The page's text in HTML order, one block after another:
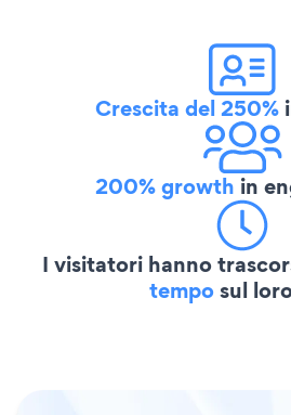
Crescita del 250%
200% growth in
I visitatori hanno
temposul